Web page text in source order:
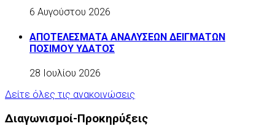
6 Αυγούστου 2026
ΑΠΟΤΕΛΕΣΜΑΤΑ ΑΝΑΛΥΣΕΩΝ ΔΕΙΓΜΑΤΩΝ
ΠΟΣΙΜΟΥ ΥΔΑΤΟΣ
28 Ιουλίου 2026
Δείτε όλες τις ανακοινώσεις
Διαγωνισμοί-Προκηρύξεις